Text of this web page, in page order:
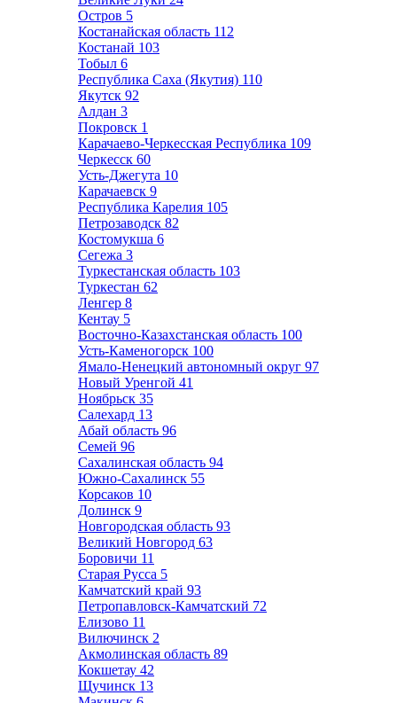
Остров 5
Костанайская область 112
Костанай 103
Тобыл 6
Республика Саха (Якутия) 110
Якутск 92
Алдан 3
Покровск 1
Карачаево-Черкесская Республика 109
Черкесск 60
Усть-Джегута 10
Карачаевск 9
Республика Карелия 105
Петрозаводск 82
Костомукша 6
Сегежа 3
Туркестанская область 103
Туркестан 62
Ленгер 8
Кентау 5
Восточно-Казахстанская область 100
Усть-Каменогорск 100
Ямало-Ненецкий автономный округ 97
Новый Уренгой 41
Ноябрьск 35
Салехард 13
Абай область 96
Семей 96
Сахалинская область 94
Южно-Сахалинск 55
Корсаков 10
Долинск 9
Новгородская область 93
Великий Новгород 63
Боровичи 11
Старая Русса 5
Камчатский край 93
Петропавловск-Камчатский 72
Елизово 11
Вилючинск 2
Акмолинская область 89
Кокшетау 42
Щучинск 13